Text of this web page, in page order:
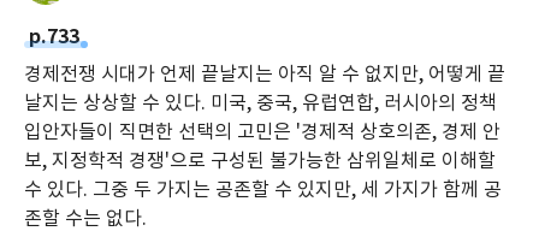
p.733
경제전쟁 시대가 언제 끝날지는 아직 알 수 없지만, 어떻게 끝
날지는 상상할 수 있다. 미국, 중국, 유럽연합, 러시아의 정책
입안자들이 직면한 선택의 고민은 '경제적 상호의존, 경제 안
보, 지정학적 경쟁'으로 구성된 불가능한 삼위일체로 이해할
수 있다. 그중 두 가지는 공존할 수 있지만, 세 가지가 함께 공
존할 수는 없다.